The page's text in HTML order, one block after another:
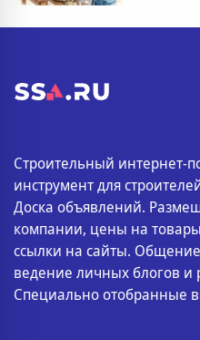
Строительный интернет-
инструмент для
Доска объявлений.
компании, цены на
ссылки на сайты.
ведение личных блогов
Специально отобранные